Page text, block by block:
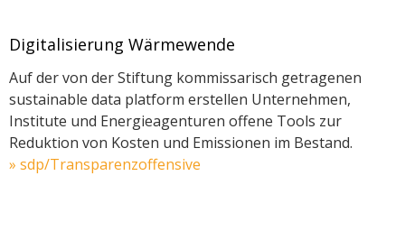
Digitalisierung Wärmewende
Auf der von der Stiftung kommissarisch getragenen
sustainable data platform erstellen Unternehmen,
Institute und Energieagenturen offene Tools zur
Reduktion von Kosten und Emissionen im Bestand.
» sdp/Transparenzoffensive